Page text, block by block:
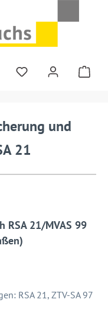
und
21
RSA 21/MVAS 99
RSA 21, ZTV-SA 97